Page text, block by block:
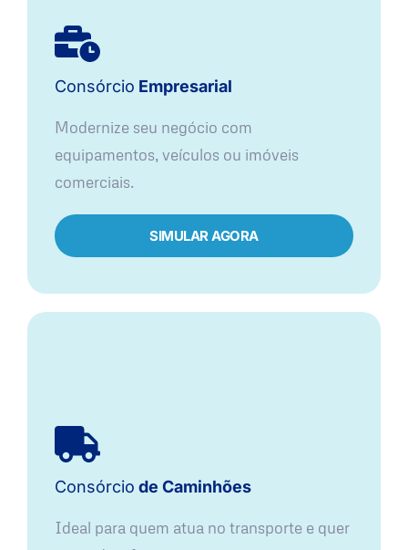
Consórcio Empresarial
Modernize seu negócio com
equipamentos, veículos ou imóveis
comerciais.
SIMULAR AGORA
Consórcio de Caminhões
Ideal para quem atua no transporte e quer